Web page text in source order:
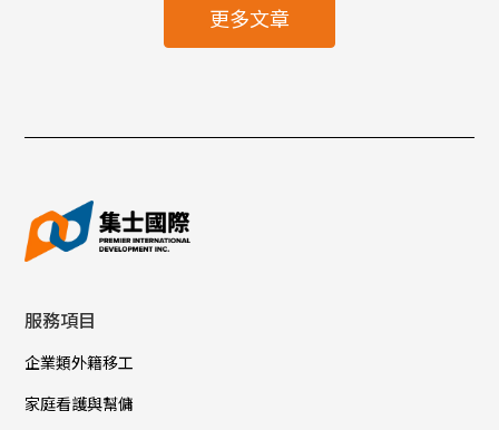
更多文章
服務項目
企業類外籍移工
家庭看護與幫傭